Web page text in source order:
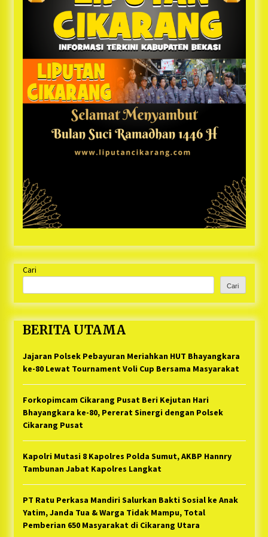
Cari
Cari
BERITA UTAMA
Jajaran Polsek Pebayuran Meriahkan HUT Bhayangkara
ke-80 Lewat Tournament Voli Cup Bersama Masyarakat
Forkopimcam Cikarang Pusat Beri Kejutan Hari
Bhayangkara ke-80, Pererat Sinergi dengan Polsek
Cikarang Pusat
Kapolri Mutasi 8 Kapolres Polda Sumut, AKBP Hannry
Tambunan Jabat Kapolres Langkat
PT Ratu Perkasa Mandiri Salurkan Bakti Sosial ke Anak
Yatim, Janda Tua & Warga Tidak Mampu, Total
Pemberian 650 Masyarakat di Cikarang Utara